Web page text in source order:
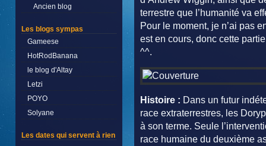
Ancien blog
Les blogs sympas
Gameese
HotRodBanana
le blog d'Altay
Letzi
POYO
Solyane
Les dates qui servent à rien
terrestre que l’humanité va
Pour le moment, je n’ai pas
est en cours, donc cette
^^.
Histoire : Dans un futur
race extraterrestres, les
à son terme. Seule
race humaine du deuxième